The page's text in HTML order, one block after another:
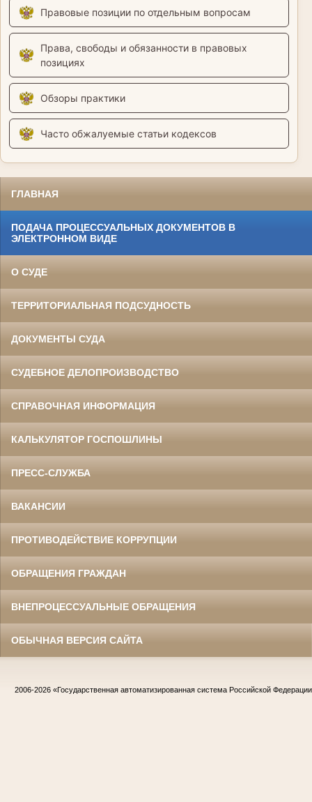
Правовые позиции по отдельным вопросам
Права, свободы и обязанности в правовых
позициях
Обзоры практики
Часто обжалуемые статьи кодексов
ГЛАВНАЯ
ПОДАЧА ПРОЦЕССУАЛЬНЫХ ДОКУМЕНТОВ В
ЭЛЕКТРОННОМ ВИДЕ
О СУДЕ
ТЕРРИТОРИАЛЬНАЯ ПОДСУДНОСТЬ
ДОКУМЕНТЫ СУДА
СУДЕБНОЕ ДЕЛОПРОИЗВОДСТВО
СПРАВОЧНАЯ ИНФОРМАЦИЯ
КАЛЬКУЛЯТОР ГОСПОШЛИНЫ
ПРЕСС-СЛУЖБА
ВАКАНСИИ
ПРОТИВОДЕЙСТВИЕ КОРРУПЦИИ
ОБРАЩЕНИЯ ГРАЖДАН
ВНЕПРОЦЕССУАЛЬНЫЕ ОБРАЩЕНИЯ
ОБЫЧНАЯ ВЕРСИЯ САЙТА
2006-2026 «Государственная автоматизированная система Российской